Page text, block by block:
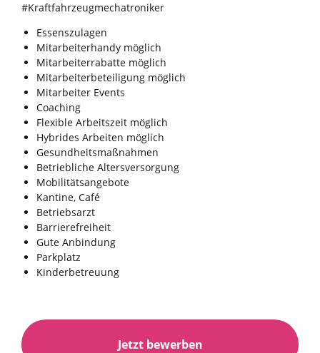
#Kraftfahrzeugmechatroniker
Essens­zulagen
Mit­arbeiter­handy möglich
Mit­arbeiter­rabatte möglich
Mit­arbeiter­beteili­gung möglich
Mit­arbeiter Events
Coaching
Flexible Arbeits­zeit möglich
Hybrides Arbeiten möglich
Gesund­heits­maß­nahmen
Betrieb­liche Alters­ver­sorgung
Mobilitäts­angebote
Kantine, Café
Betriebs­arzt
Barriere­frei­heit
Gute An­bindung
Park­platz
Kinder­betreuung